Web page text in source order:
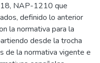
NAP-1210 que
definido lo anterior
la normativa para la
desde la trocha
de la normativa vigente e